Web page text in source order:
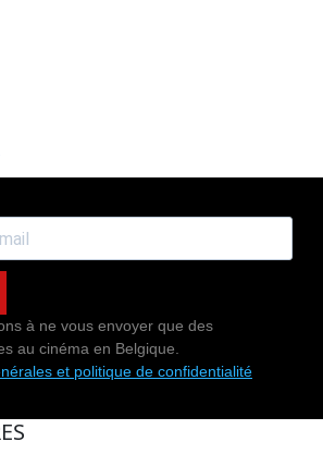
à ne vous envoyer que des
au cinéma en Belgique.
et politique de confidentialité